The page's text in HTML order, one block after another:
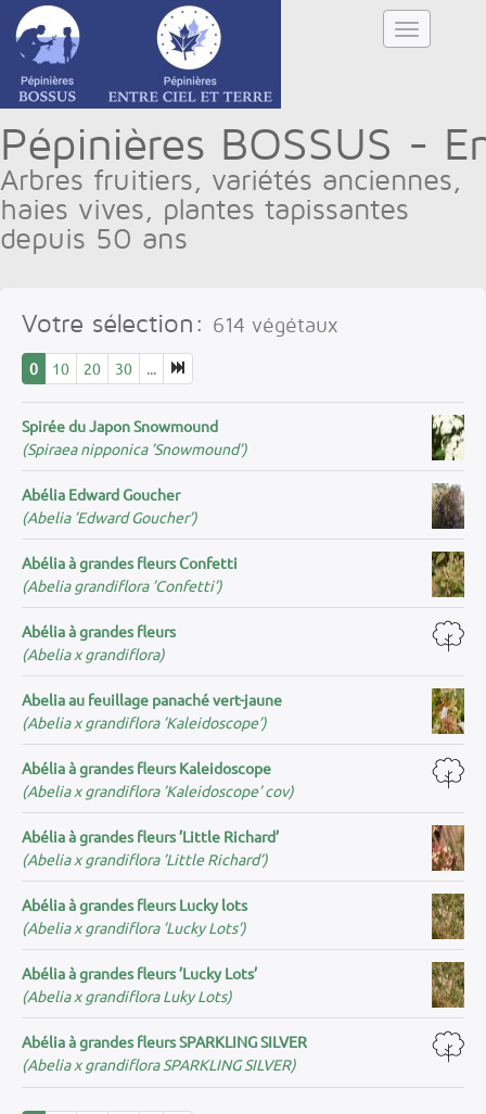
Pépinières BOSSUS -
Arbres fruitiers, variétés anciennes,
haies vives, plantes tapissantes
depuis 50 ans
Votre sélection: 614 végétaux
0 10 20 30
Spirée du Japon Snowmound
(Spiraea nipponica ’Snowmound’)
Abélia Edward Goucher
(Abelia ’Edward Goucher’)
Abélia à grandes fleurs Confetti
(Abelia grandiflora ’Confetti’)
Abélia à grandes fleurs
(Abelia x grandiflora)
Abelia au feuillage panaché vert-jaune
(Abelia x grandiflora ’Kaleidoscope’)
Abélia à grandes fleurs Kaleidoscope
(Abelia x grandiflora ’Kaleidoscope’ cov)
Abélia à grandes fleurs ’Little Richard’
(Abelia x grandiflora ’Little Richard’)
Abélia à grandes fleurs Lucky lots
(Abelia x grandiflora ’Lucky Lots’)
Abélia à grandes fleurs ’Lucky Lots’
(Abelia x grandiflora Luky Lots)
Abélia à grandes fleurs SPARKLING SILVER
(Abelia x grandiflora SPARKLING SILVER)